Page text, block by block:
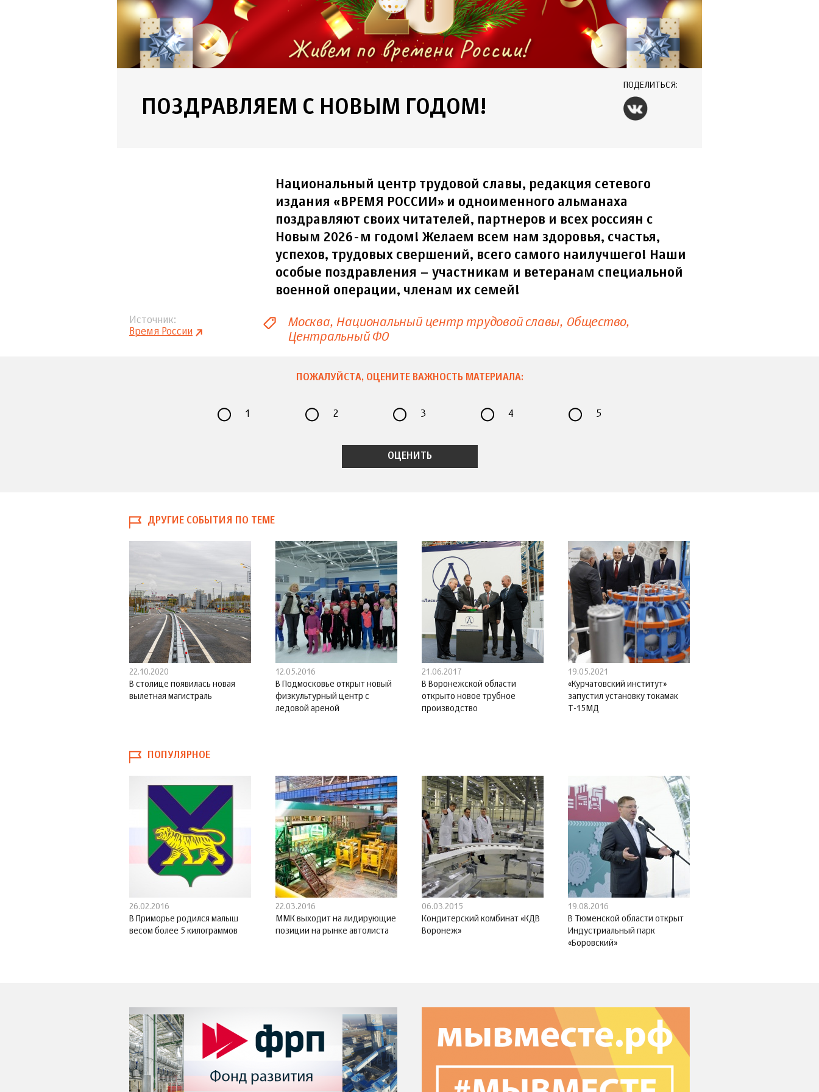
ПОДЕЛИТЬСЯ:
ПОЗДРАВЛЯЕМ С НОВЫМ ГОДОМ!
Национальный центр трудовой славы, редакция сетевого
издания «ВРЕМЯ РОССИИ» и одноименного альманаха
поздравляют своих читателей, партнеров и всех россиян с
Новым 2026-м годом! Желаем всем нам здоровья, счастья,
успехов, трудовых свершений, всего самого наилучшего! Наши
особые поздравления – участникам и ветеранам специальной
военной операции, членам их семей!
Источник
Время России
Москва Национальный центр трудовой славы Общество
Центральный ФО
ПОЖАЛУЙСТА, ОЦЕНИТЕ ВАЖНОСТЬ МАТЕРИАЛА:
1 2 3 4 5
ДРУГИЕ СОБЫТИЯ ПО ТЕМЕ
22.10.2020
В столице появилась новая
вылетная магистраль
12.05.2016
В Подмосковье открыт новый
физкультурный центр с
ледовой ареной
21.06.2017
В Воронежской области
открыто новое трубное
производство
19.05.2021
«Курчатовский институт»
запустил установку токамак
Т-15МД
ПОПУЛЯРНОЕ
26.02.2016
В Приморье родился малыш
весом более 5 килограммов
22.03.2016
ММК выходит на лидирующие
позиции на рынке автолиста
06.03.2015
Кондитерский комбинат «КДВ
Воронеж»
19.08.2016
В Тюменской области открыт
Индустриальный парк
«Боровский»